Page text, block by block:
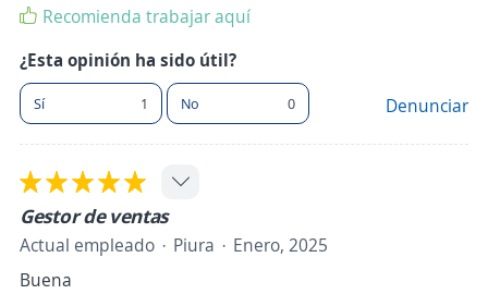
Recomienda trabajar aquí
¿Esta opinión ha sido útil?
Sí 1 No 0 Denunciar
Gestor de ventas
Actual empleado Piura
Enero, 2025
Buena